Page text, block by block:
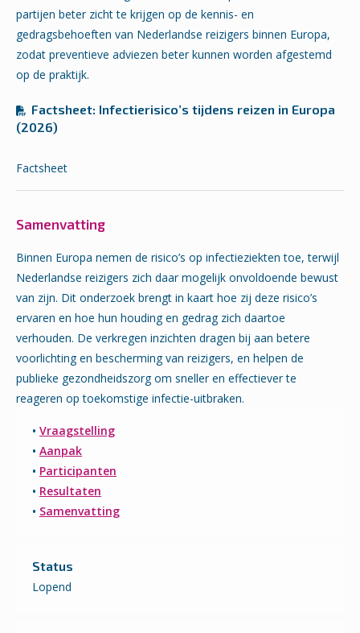
partijen beter zicht te krijgen op de kennis- en
gedragsbehoeften van Nederlandse reizigers binnen Europa,
zodat preventieve adviezen beter kunnen worden afgestemd
op de praktijk.
Factsheet: Infectierisico’s tijdens reizen in Europa
(2026)
Factsheet
Samenvatting
Binnen Europa nemen de risico’s op infectieziekten toe, terwijl
Nederlandse reizigers zich daar mogelijk onvoldoende bewust
van zijn. Dit onderzoek brengt in kaart hoe zij deze risico’s
ervaren en hoe hun houding en gedrag zich daartoe
verhouden. De verkregen inzichten dragen bij aan betere
voorlichting en bescherming van reizigers, en helpen de
publieke gezondheidszorg om sneller en effectiever te
reageren op toekomstige infectie-uitbraken.
• Vraagstelling
• Aanpak
• Participanten
• Resultaten
• Samenvatting
Status
Lopend